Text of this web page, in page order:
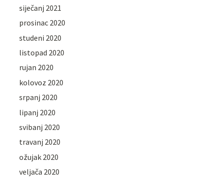
siječanj 2021
prosinac 2020
studeni 2020
listopad 2020
rujan 2020
kolovoz 2020
srpanj 2020
lipanj 2020
svibanj 2020
travanj 2020
ožujak 2020
veljača 2020